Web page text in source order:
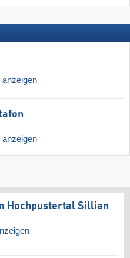
Hochpustertal Sillian